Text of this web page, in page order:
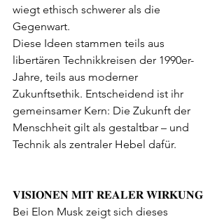
wiegt ethisch schwerer als die
Gegenwart.
Diese Ideen stammen teils aus
libertären Technikkreisen der 1990er-
Jahre, teils aus moderner
Zukunftsethik. Entscheidend ist ihr
gemeinsamer Kern: Die Zukunft der
Menschheit gilt als gestaltbar – und
Technik als zentraler Hebel dafür.
𝐕𝐈𝐒𝐈𝐎𝐍𝐄𝐍 𝐌𝐈𝐓 𝐑𝐄𝐀𝐋𝐄𝐑 𝐖𝐈𝐑𝐊𝐔𝐍𝐆
Bei Elon Musk zeigt sich dieses